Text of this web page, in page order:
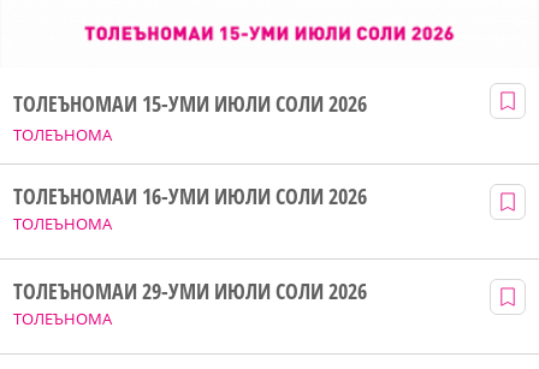
ТОЛЕЪНОМА
ТОЛЕЪНОМАИ 15-УМИ ИЮЛИ СОЛИ 2026
ТОЛЕЪНОМА
ТОЛЕЪНОМАИ 16-УМИ ИЮЛИ СОЛИ 2026
ТОЛЕЪНОМА
ТОЛЕЪНОМАИ 29-УМИ ИЮЛИ СОЛИ 2026